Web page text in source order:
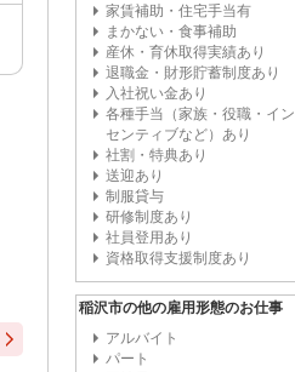
家賃補助・住宅手当有
まかない・食事補助
産休・育休取得実績あり
退職金・財形貯蓄制度あり
入社祝い金あり
各種手当（家族・役職・イン
センティブなど）あり
社割・特典あり
送迎あり
制服貸与
研修制度あり
社員登用あり
資格取得支援制度あり
稲沢市の他の雇用形態のお仕事
アルバイト
パート